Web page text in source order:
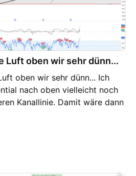
Luft oben wir sehr dünn...
oben wir sehr dünn... Ich
nach oben vielleicht noch
Kanallinie. Damit wäre dann
erreicht. Rücklauf bis 275 -